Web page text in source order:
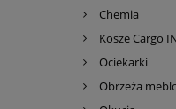
Chemia
Kosze Cargo
Ociekarki
Obrzeża